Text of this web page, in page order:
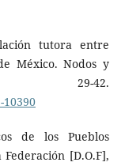
tutora entre
México. Nodos y
29-42.
de los Pueblos
[D.O.F],